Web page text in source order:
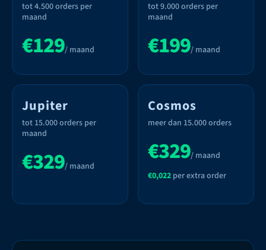
tot 4.500 orders per
maand
€129/ maand
tot 9.000 orders per
maand
€199/ maand
Jupiter
tot 15.000 orders per
maand
€329/ maand
Cosmos
meer dan 15.000 orders
€329/ maand
€0,022 per extra order